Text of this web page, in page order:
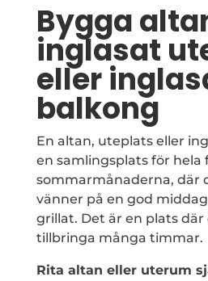
Bygga
inglasat
eller
balkong
En altan, uteplats eller
en samlingsplats för hela
sommarmånaderna, där
vänner på en god
grillat. Det är en plats
tillbringa många timmar.
Rita altan eller uterum